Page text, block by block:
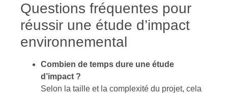
Questions fréquentes pour
réussir une étude d’impact
environnemental
Combien de temps dure une étude
d’impact ?
Selon la taille et la complexité du projet, cela